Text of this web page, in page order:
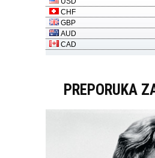
PREPORUKA